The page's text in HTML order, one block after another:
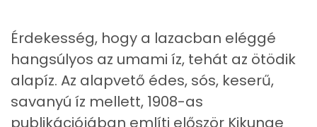
Ásványi anyagok
Összesen
Érdekesség, hogy a lazacban eléggé
hangsúlyos az umami íz, tehát az ötödik
alapíz. Az alapvető édes, sós, keserű,
savanyú íz mellett, 1908-as
publikációjában említi először Kikunae